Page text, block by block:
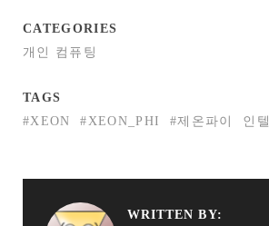
CATEGORIES
개인 컴퓨팅
TAGS
#XEON
#XEON_PHI #제온파이 인텔
WRITTEN BY: